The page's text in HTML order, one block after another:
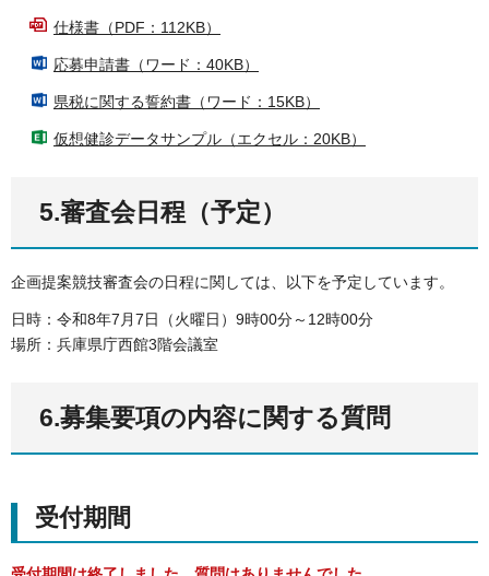
仕様書（PDF：112KB）
応募申請書（ワード：40KB）
県税に関する誓約書（ワード：15KB）
仮想健診データサンプル（エクセル：20KB）
5.審査会日程（予定）
企画提案競技審査会の日程に関しては、以下を予定しています。
日時：令和8年7月7日（火曜日）9時00分～12時00分
場所：兵庫県庁西館3階会議室
6.募集要項の内容に関する質問
受付期間